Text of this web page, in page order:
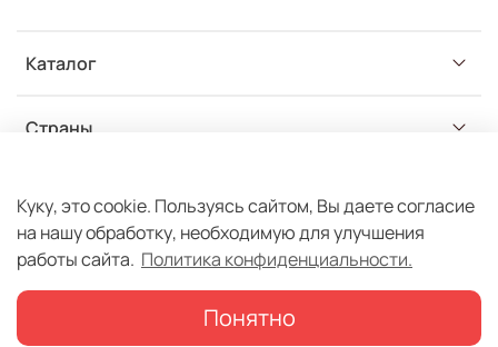
Каталог
Страны
© ООО ИстТрейд | Все права защищены 2020-2026
Куку, это cookie. Пользуясь сайтом, Вы даете согласие
на нашу обработку, необходимую для улучшения
работы сайта. Политика конфиденциальности.
Понятно